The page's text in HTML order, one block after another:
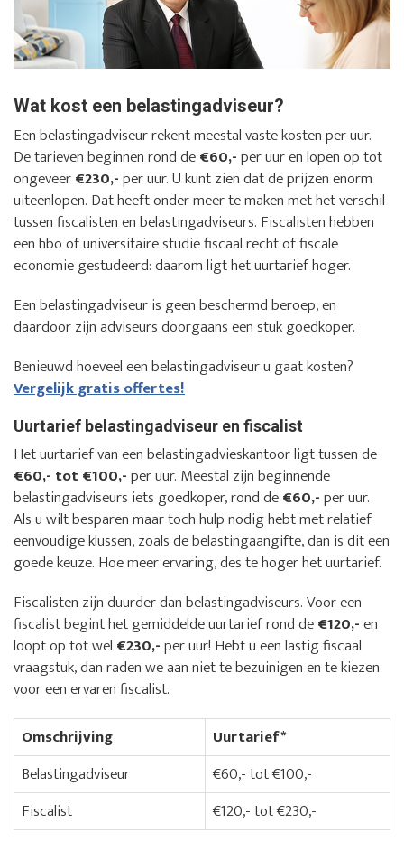
Wat kost een belastingadviseur?
Een belastingadviseur rekent meestal vaste kosten per uur.
De tarieven beginnen rond de€60,-per uur en lopen op tot
ongeveer€230,-per uur. U kunt zien dat de prijzen enorm
uiteenlopen. Dat heeft onder meer te maken met het verschil
tussen fiscalisten en belastingadviseurs. Fiscalisten hebben
een hbo of universitaire studie fiscaal recht of fiscale
economie gestudeerd: daarom ligt het uurtarief hoger.
Een belastingadviseur is geen beschermd beroep, en
daardoor zijn adviseurs doorgaans een stuk goedkoper.
Benieuwd hoeveel een belastingadviseur u gaat kosten?
Vergelijk gratis offertes!
Uurtarief belastingadviseur en fiscalist
Het uurtarief van een belastingadvieskantoor ligt tussen de
€60,- tot €100,-per uur. Meestal zijn beginnende
belastingadviseurs iets goedkoper, rond de€60,-per uur.
Als u wilt besparen maar toch hulp nodig hebt met relatief
eenvoudige klussen, zoals de belastingaangifte, dan is dit een
goede keuze. Hoe meer ervaring, des te hoger het uurtarief.
Fiscalisten zijn duurder dan belastingadviseurs. Voor een
fiscalist begint het gemiddelde uurtarief rond de€120,-en
loopt op tot wel €230,-per uur! Hebt u een lastig fiscaal
vraagstuk, dan raden we aan niet te bezuinigen en te kiezen
voor een ervaren fiscalist.
Omschrijving
Uurtarief*
Belastingadviseur
€60,- tot €100,-
Fiscalist
€120,- tot €230,-